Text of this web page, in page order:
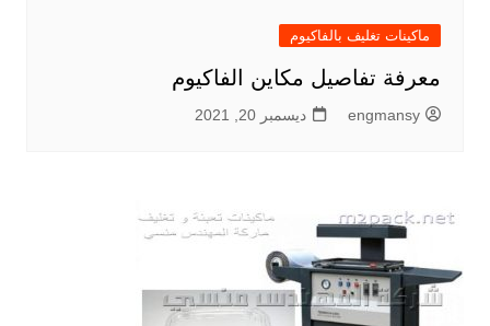
ماكينات تغليف بالفاكيوم
معرفة تفاصيل مكاين الفاكيوم
engmansy ديسمبر 20, 2021